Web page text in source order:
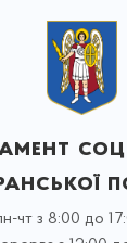
чт з 8:00 до